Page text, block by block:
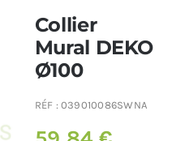
Collier
Mural DEKO
Ø100
RÉF :039010086SWNA